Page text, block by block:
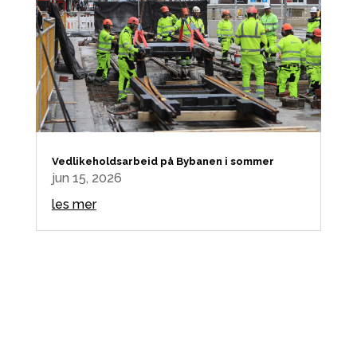
Vedlikeholdsarbeid på Bybanen i sommer
jun 15, 2026
les mer